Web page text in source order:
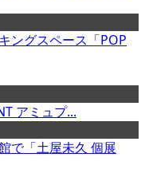
ングスペース「POP
アミュプ...
で「土屋未久 個展